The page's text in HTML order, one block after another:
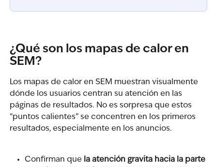
¿Qué son los mapas de calor en
SEM?
Los mapas de calor en SEM muestran visualmente
dónde los usuarios centran su atención en las
páginas de resultados. No es sorpresa que estos
“puntos calientes” se concentren en los primeros
resultados, especialmente en los anuncios.
Confirman que la atención gravita hacia la parte